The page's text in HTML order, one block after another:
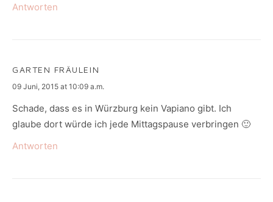
Antworten
GARTEN FRÄULEIN
says:
09 Juni, 2015 at 10:09 a.m.
Schade, dass es in Würzburg kein Vapiano gibt. Ich
glaube dort würde ich jede Mittagspause verbringen 🙂
Antworten